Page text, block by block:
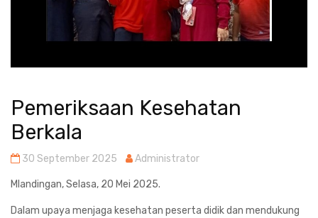
Pemeriksaan Kesehatan
Berkala
30 September 2025 Administrator
Mlandingan, Selasa, 20 Mei 2025.
Dalam upaya menjaga kesehatan peserta didik dan mendukung